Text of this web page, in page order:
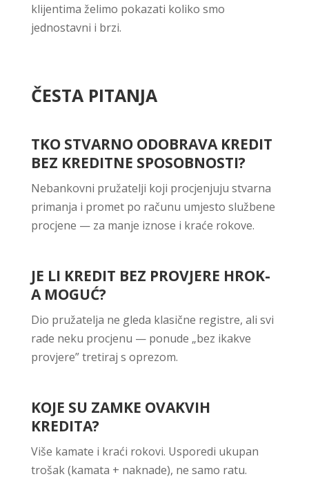
klijentima želimo pokazati koliko smo
jednostavni i brzi.
ČESTA PITANJA
TKO STVARNO ODOBRAVA KREDIT
BEZ KREDITNE SPOSOBNOSTI?
Nebankovni pružatelji koji procjenjuju stvarna
primanja i promet po računu umjesto službene
procjene — za manje iznose i kraće rokove.
JE LI KREDIT BEZ PROVJERE HROK-
A MOGUĆ?
Dio pružatelja ne gleda klasične registre, ali svi
rade neku procjenu — ponude „bez ikakve
provjere” tretiraј s oprezom.
KOJE SU ZAMKE OVAKVIH
KREDITA?
Više kamate i kraći rokovi. Usporedi ukupan
trošak (kamata + naknade), ne samo ratu.